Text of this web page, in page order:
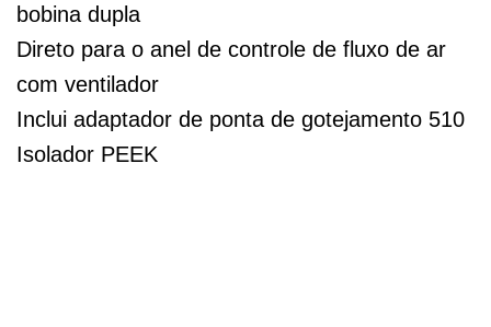
bobina dupla
Direto para o anel de controle de fluxo de ar
com ventilador
Inclui adaptador de ponta de gotejamento 510
Isolador PEEK